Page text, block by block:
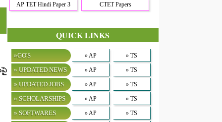
AP TET Hindi Paper 3
CTET Papers
QUICK LINKS
»GO'S » AP » TS
» UPDATED NEWS » AP » TS
» UPDATED JOBS » AP » TS
» SCHOLARSHIPS » AP » TS
» SOFTWARES » AP » TS